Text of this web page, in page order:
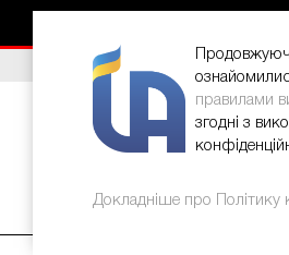
ВИБІР РЕДАКЦІЇ В
правилами
згодні з
Докладніше про Політику